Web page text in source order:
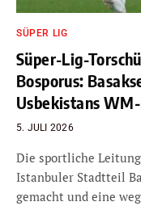
SÜPER LIG
Süper-Lig-
Bosporus:
Usbekistans
5. JULI 2026
Die sportliche
Istanbuler Stadtteil
gemacht und eine